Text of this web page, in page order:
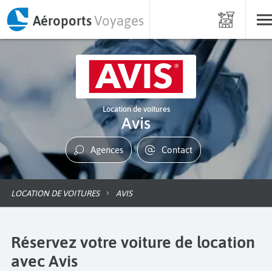
AéroportsVoyages
Location de voitures
Avis
Agences Contact
LOCATION DE VOITURES AVIS
Réservez votre voiture de location
avec Avis